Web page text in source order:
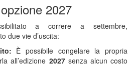
2027
a correre a settembre,
due vie d’uscita:
È possibile congelare la propria
all’edizione 2027senza alcun costo